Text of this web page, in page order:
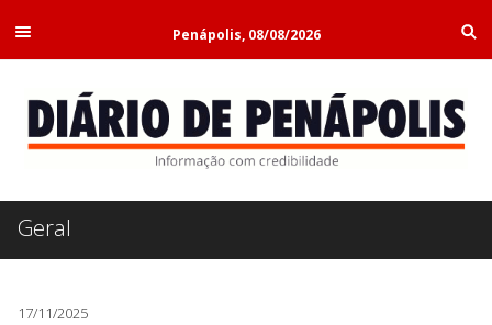
Penápolis, 08/08/2026
Geral
17/11/2025